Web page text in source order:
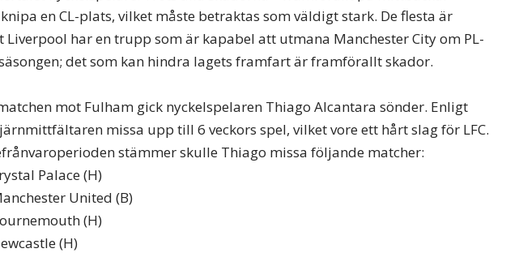
en CL-plats, vilket måste betraktas som väldigt stark. De flesta är
Liverpool har en trupp som är kapabel att utmana Manchester City om PL-
det som kan hindra lagets framfart är framförallt skador.
mot Fulham gick nyckelspelaren Thiago Alcantara sönder. Enligt
missa upp till 6 veckors spel, vilket vore ett hårt slag för LFC.
stämmer skulle Thiago missa följande matcher:
Palace (H)
United (B)
(H)
(H)